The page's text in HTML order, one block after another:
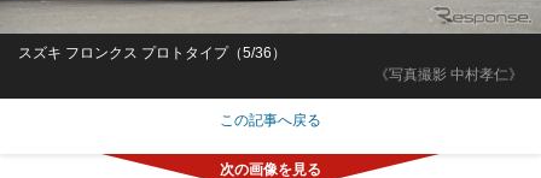
《写真撮影 中村孝仁》
スズキ フロンクス プロトタイプ（5/36）
この記事へ戻る